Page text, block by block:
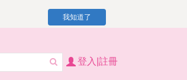
我知道了
登入|註冊